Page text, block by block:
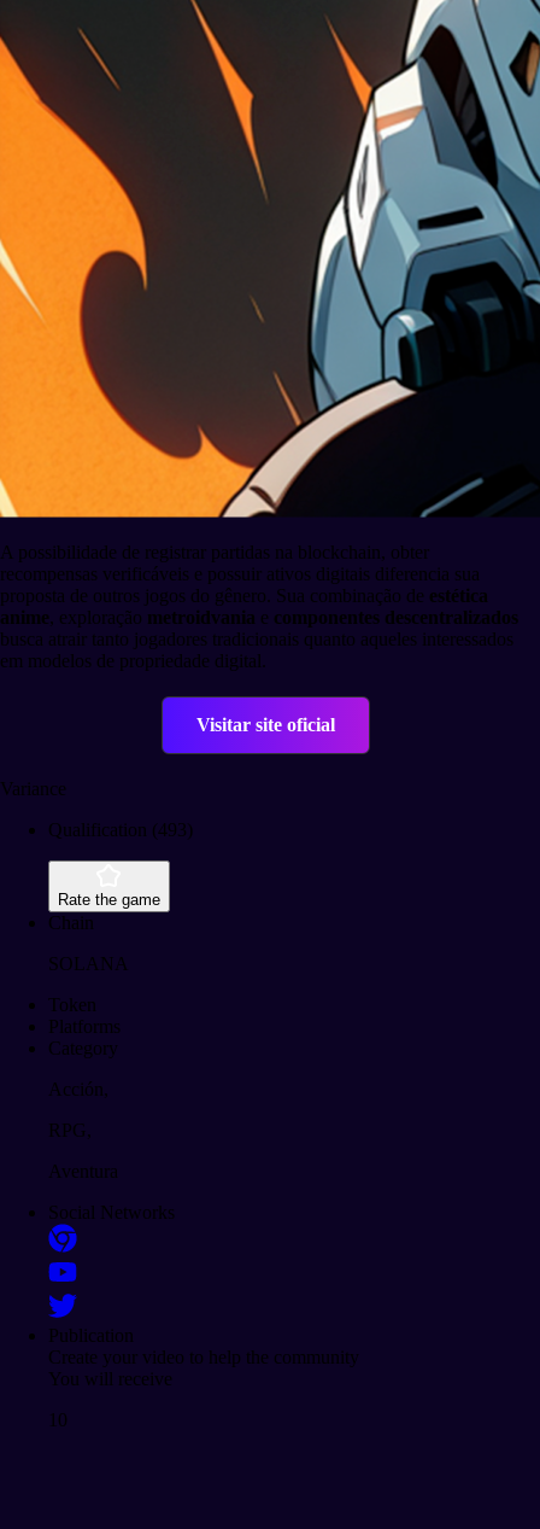
A possibilidade de registrar partidas na blockchain, obter
recompensas verificáveis e possuir ativos digitais diferencia sua
proposta de outros jogos do gênero. Sua combinação de estética
anime, exploração metroidvania e componentes descentralizados
busca atrair tanto jogadores tradicionais quanto aqueles interessados
em modelos de propriedade digital.
Visitar site oficial
Variance
Qualification (493)
Rate the game
Chain
SOLANA
Token
Platforms
Category
Acción,
RPG,
Aventura
Social Networks
Publication
Create your video to help the community
You will receive
10